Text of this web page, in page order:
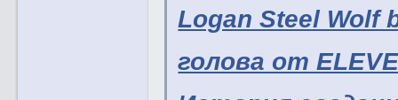
Logan Steel Wolf
голова от